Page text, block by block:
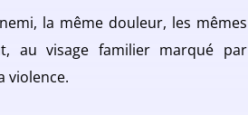
la même douleur, les mêmes
au visage familier marqué par
violence.